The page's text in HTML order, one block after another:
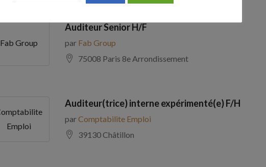
Fab Group
Auditeur Senior H/F
par Fab Group
75008 Paris 8e Arrondissement
Emploi
Auditeur(trice) interne expérimenté(e) F/H
parComptabilite Emploi
39130 Châtillon